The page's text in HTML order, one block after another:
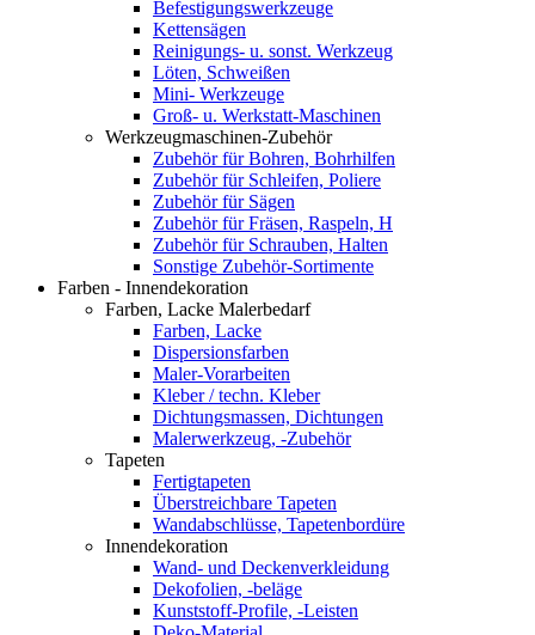
Befestigungswerkzeuge
Kettensägen
Reinigungs- u. sonst. Werkzeug
Löten, Schweißen
Mini- Werkzeuge
Groß- u. Werkstatt-Maschinen
Werkzeugmaschinen-Zubehör
Zubehör für Bohren, Bohrhilfen
Zubehör für Schleifen, Poliere
Zubehör für Sägen
Zubehör für Fräsen, Raspeln, H
Zubehör für Schrauben, Halten
Sonstige Zubehör-Sortimente
Farben - Innendekoration
Farben, Lacke Malerbedarf
Farben, Lacke
Dispersionsfarben
Maler-Vorarbeiten
Kleber / techn. Kleber
Dichtungsmassen, Dichtungen
Malerwerkzeug, -Zubehör
Tapeten
Fertigtapeten
Überstreichbare Tapeten
Wandabschlüsse, Tapetenbordüre
Innendekoration
Wand- und Deckenverkleidung
Dekofolien, -beläge
Kunststoff-Profile, -Leisten